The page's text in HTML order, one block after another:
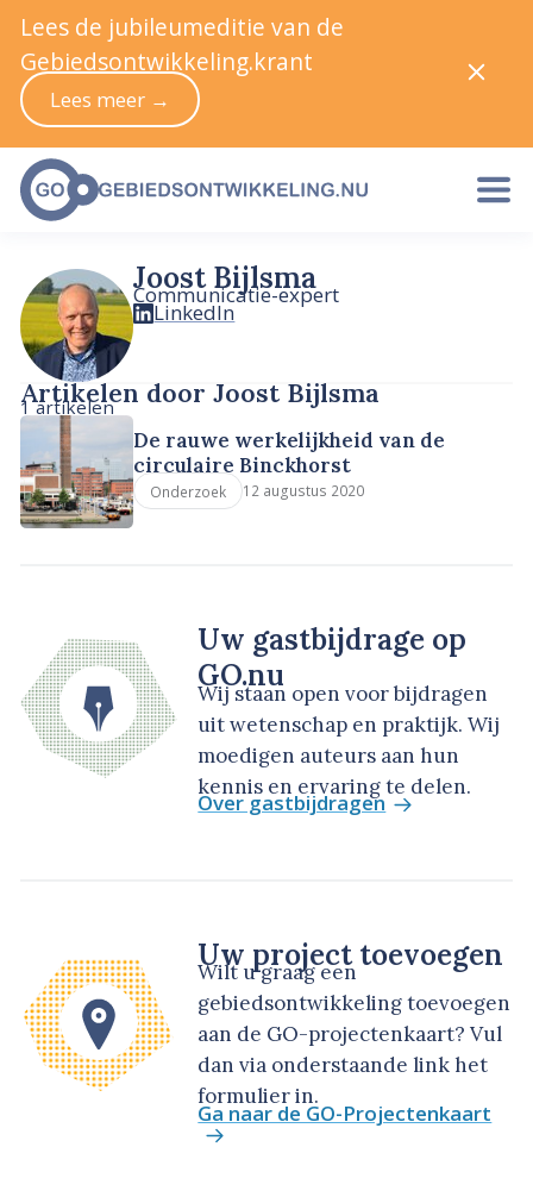
Joost Bijlsma
Communicatie-expert
LinkedIn
Artikelen door Joost Bijlsma
1 artikelen
De rauwe werkelijkheid van de
circulaire Binckhorst
Onderzoek 12 augustus 2020
Uw gastbijdrage op
GO.nu
Wij staan open voor bijdragen
uit wetenschap en praktijk. Wij
moedigen auteurs aan hun
kennis en ervaring te delen.
Over gastbijdragen
Uw project toevoegen
Wilt u graag een
gebiedsontwikkeling toevoegen
aan de GO-projectenkaart? Vul
dan via onderstaande link het
formulier in.
Ga naar de GO-Projectenkaart
Lees de jubileumeditie van de
Gebiedsontwikkeling.krant
Lees meer →